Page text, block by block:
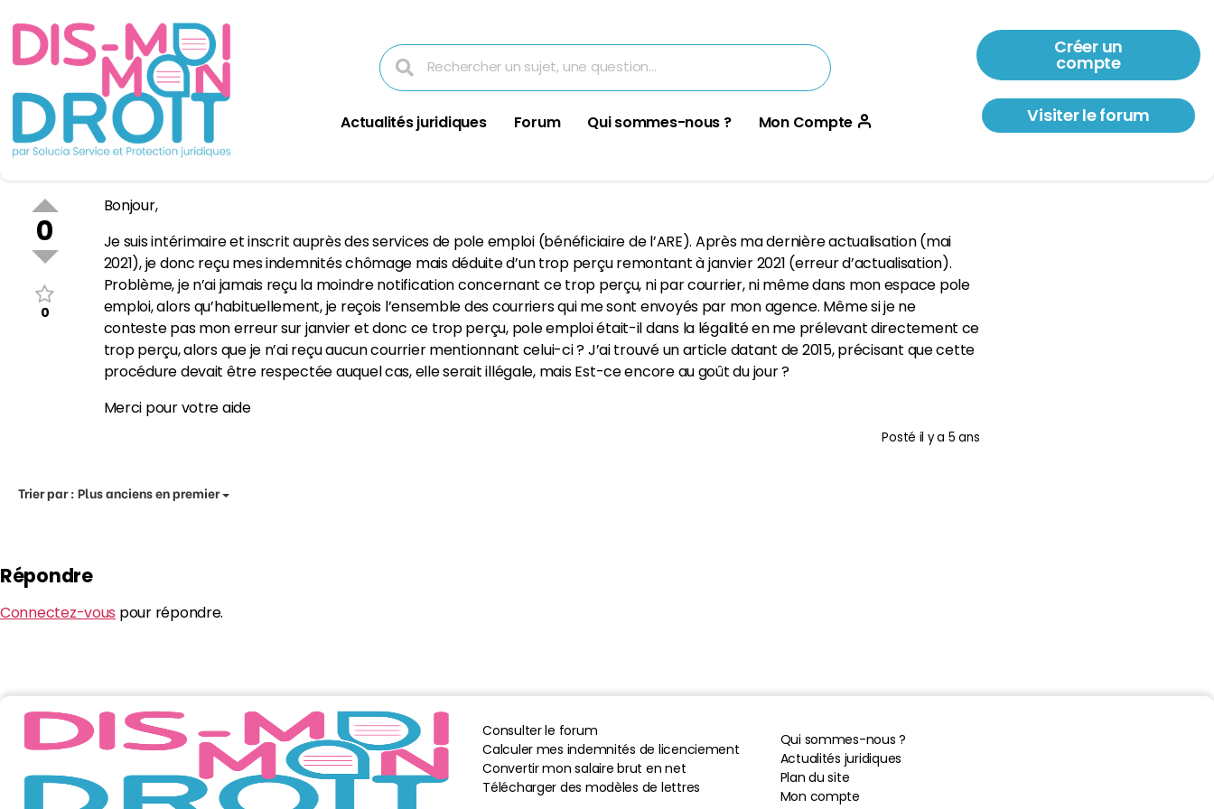
Actualités juridiques Forum Qui sommes-nous ? Mon Compte
Créer un
compte
Visiter le forum
0
0
Bonjour,
Je suis intérimaire et inscrit auprès des services de pole emploi (bénéficiaire de l’ARE). Après ma dernière actualisation (mai
2021), je donc reçu mes indemnités chômage mais déduite d’un trop perçu remontant à janvier 2021 (erreur d’actualisation).
Problème, je n’ai jamais reçu la moindre notification concernant ce trop perçu, ni par courrier, ni même dans mon espace pole
emploi, alors qu’habituellement, je reçois l’ensemble des courriers qui me sont envoyés par mon agence. Même si je ne
conteste pas mon erreur sur janvier et donc ce trop perçu, pole emploi était-il dans la légalité en me prélevant directement ce
trop perçu, alors que je n’ai reçu aucun courrier mentionnant celui-ci ? J’ai trouvé un article datant de 2015, précisant que cette
procédure devait être respectée auquel cas, elle serait illégale, mais Est-ce encore au goût du jour ?
Merci pour votre aide
Posté il y a 5 ans
Trier par :Plus anciens en premier
Répondre
Connectez-vous pour répondre.
Consulter le forum
Calculer mes indemnités de licenciement
Convertir mon salaire brut en net
Télécharger des modèles de lettres
Qui sommes-nous ?
Actualités juridiques
Plan du site
Mon compte